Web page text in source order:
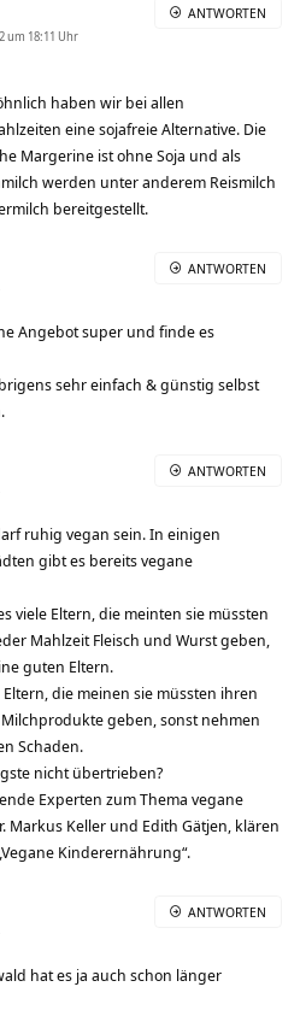
um 18:11 Uhr
haben wir bei allen
eine sojafreie Alternative. Die
Margerine ist ohne Soja und als
werden unter anderem Reismilch
bereitgestellt.
ANTWORTEN
Angebot super und finde es
sehr einfach & günstig selbst
ANTWORTEN
ruhig vegan sein. In einigen
gibt es bereits vegane
viele Eltern, die meinten sie müssten
Mahlzeit Fleisch und Wurst geben,
guten Eltern.
die meinen sie müssten ihren
geben, sonst nehmen
Schaden.
nicht übertrieben?
Experten zum Thema vegane
Markus Keller und Edith Gätjen, klären
Kinderernährung“.
ANTWORTEN
hat es ja auch schon länger
ANTWORTEN